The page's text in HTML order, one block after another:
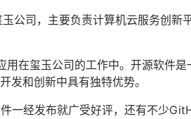
司，主要负责计算机云服务创新
在玺玉公司的工作中。开源软件是
发和创新中具有独特优势。
一经发布就广受好评，还有不少